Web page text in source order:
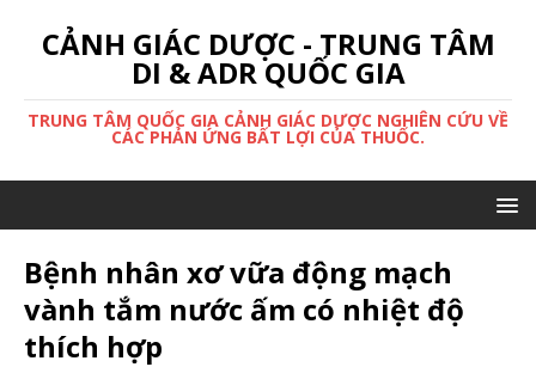
CẢNH GIÁC DƯỢC - TRUNG TÂM
DI & ADR QUỐC GIA
TRUNG TÂM QUỐC GIA CẢNH GIÁC DƯỢC NGHIÊN CỨU VỀ
CÁC PHẢN ỨNG BẤT LỢI CỦA THUỐC.
Bệnh nhân xơ vữa động mạch
vành tắm nước ấm có nhiệt độ
thích hợp